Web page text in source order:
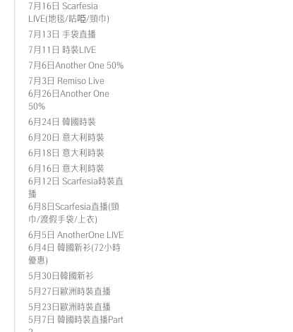
7月16日 Scarfesia
LIVE(地毯/咕𠱸/頸巾)
7月13日 手袋直播
7月11日 時裝LIVE
7月6日Another One 50%
7月3日 Remiso Live
6月26日Another One
50%
6月24日 韓國時裝
6月20日 意大利時裝
6月18日 意大利時裝
6月16日 意大利時裝
6月12日 Scarfesia時裝直
播
6月8日Scarfesia直播(頸
巾/渡假手袋/上衣)
6月5日 AnotherOne LIVE
6月4日 韓國新衫(72小時
優惠)
5月30日韓國新衫
5月27日歐洲時裝直播
5月23日歐洲時裝直播
5月7日 韓國時裝直播Part